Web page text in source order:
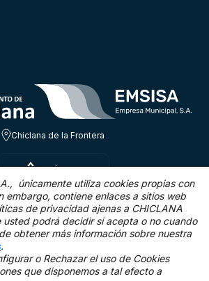
Chiclana de la Frontera
SÁB 8 AGO
21.6ºC
0.7 Km/h 0 %
únicamente utiliza cookies propias con
embargo, contiene enlaces a sitios web
de privacidad ajenas a CHICLANA
usted podrá decidir si acepta o no cuando
obtener más información sobre nuestra
.
o Rechazar el uso de Cookies
que disponemos a tal efecto a